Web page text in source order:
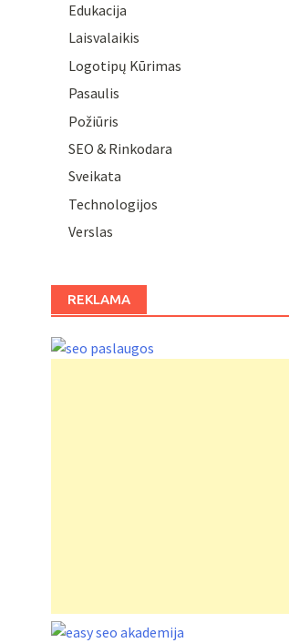
Edukacija
Laisvalaikis
Logotipų Kūrimas
Pasaulis
Požiūris
SEO & Rinkodara
Sveikata
Technologijos
Verslas
REKLAMA